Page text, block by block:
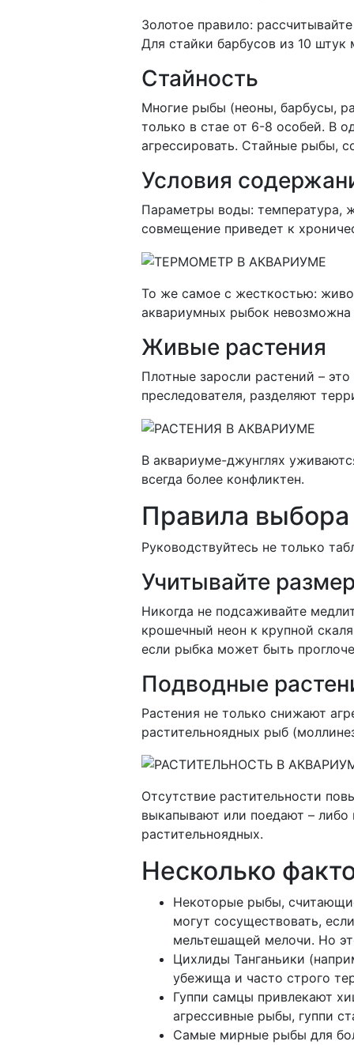
Золотое правило:
Для стайки барбусов из 10
Стайность
Многие рыбы (неоны, барбусы,
только в стае от 6-8 особей. В
агрессировать. Стайные рыбы,
Условия
Параметры воды: температура,
совмещение приведет к
То же самое с жесткостью:
аквариумных рыбок невозможна
Живые растения
Плотные заросли растений –
преследователя, разделяют
В аквариуме-джунглях
всегда более конфликтен.
Правила
Руководствуйтесь не только
Учитывайте
Никогда не подсаживайте
крошечный неон к крупной
если рыбка может быть
Подводные
Растения не только снижают
растительноядных рыб
Отсутствие растительности
выкапывают или поедают –
растительноядных.
Несколько
Некоторые рыбы,
могут сосуществовать,
мельтешащей мелочи. Но
Цихлиды Танганьики
убежища и часто строго
Гуппи самцы привлекают
агрессивные рыбы, гуппи
Самые мирные рыбы для